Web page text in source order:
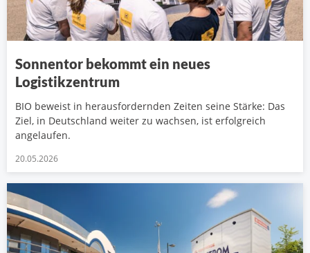
Sonnentor bekommt ein neues
Logistikzentrum
BIO beweist in herausfordernden Zeiten seine Stärke: Das
Ziel, in Deutschland weiter zu wachsen, ist erfolgreich
angelaufen.
20.05.2026